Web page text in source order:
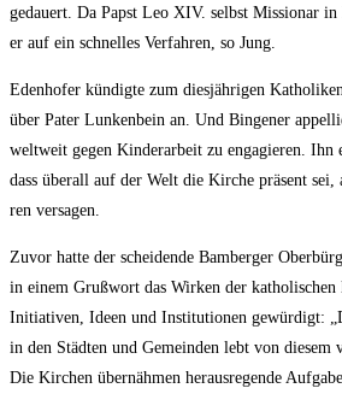
gedau­ert. Da Papst Leo XIV. selbst Mis­sio­nar
er auf ein schnel­les Ver­fah­ren, so Jung.
Eden­ho­fer kün­dig­te zum dies­jäh­ri­gen
über Pater Lun­ken­bein an. Und Bin­ge­ner
welt­weit gegen Kin­der­ar­beit zu enga­gie­ren.
dass über­all auf der Welt die Kir­che prä­sent
ren versagen.
Zuvor hat­te der schei­den­de Bam­ber­ger
in einem Gruß­wort das Wir­ken der
Initia­ti­ven, Ideen und Insti­tu­tio­nen gewür­digt:
in den Städ­ten und Gemein­den lebt von die­sem
Die Kir­chen über­näh­men her­aus­re­gen­de